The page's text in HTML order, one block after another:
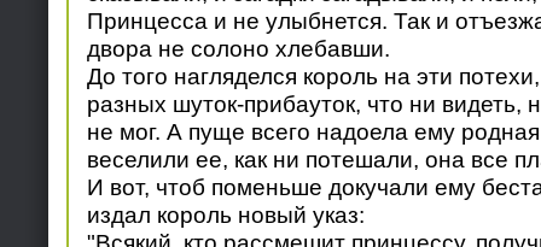
Принцесса и не улыбнется. Так и
двора не солоно хлебавши.
До того нагляделся король на эти
разных шуток-прибауток, что ни
не мог. А пуще всего надоела ему
веселили ее, как ни потешали, она все
И вот, чтоб поменьше докучали ему
издал король новый указ: